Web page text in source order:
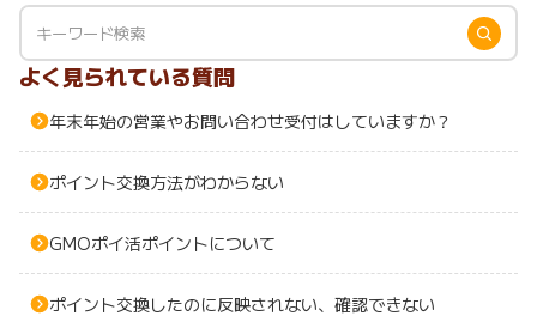
よく見られている質問
年末年始の営業やお問い合わせ受付はしていますか？
ポイント交換方法がわからない
GMOポイ活ポイントについて
ポイント交換したのに反映されない、確認できない